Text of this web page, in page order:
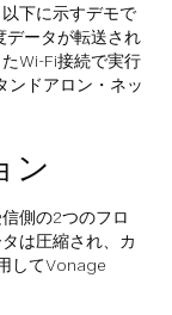
下に示すデモで
データが転送され
Wi-Fi接続で実行
ドアロン・ネッ
ン
側の2つのフロ
は圧縮され、カ
してVonage